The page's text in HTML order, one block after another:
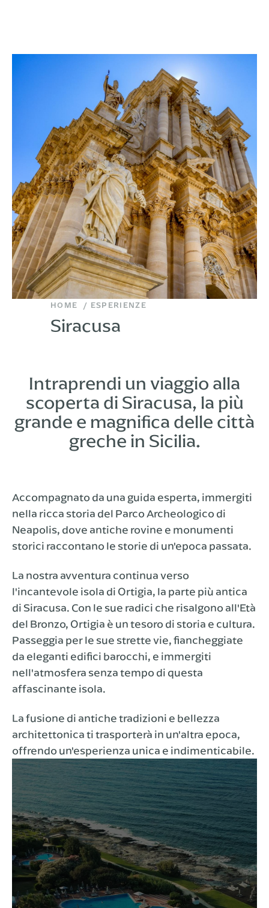
HOME ESPERIENZE
Siracusa
Intraprendi un viaggio alla
scoperta di Siracusa, la più
grande e magnifica delle città
greche in Sicilia.
Accompagnato da una guida esperta, immergiti
nella ricca storia del Parco Archeologico di
Neapolis, dove antiche rovine e monumenti
storici raccontano le storie di un'epoca passata.
La nostra avventura continua verso
l'incantevole isola di Ortigia, la parte più antica
di Siracusa. Con le sue radici che risalgono all'Età
del Bronzo, Ortigia è un tesoro di storia e cultura.
Passeggia per le sue strette vie, fiancheggiate
da eleganti edifici barocchi, e immergiti
nell'atmosfera senza tempo di questa
affascinante isola.
La fusione di antiche tradizioni e bellezza
architettonica ti trasporterà in un'altra epoca,
offrendo un'esperienza unica e indimenticabile.